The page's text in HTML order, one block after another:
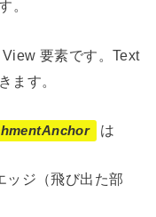
。
要素です。Text
ます。
は
ッジ（飛び出た部